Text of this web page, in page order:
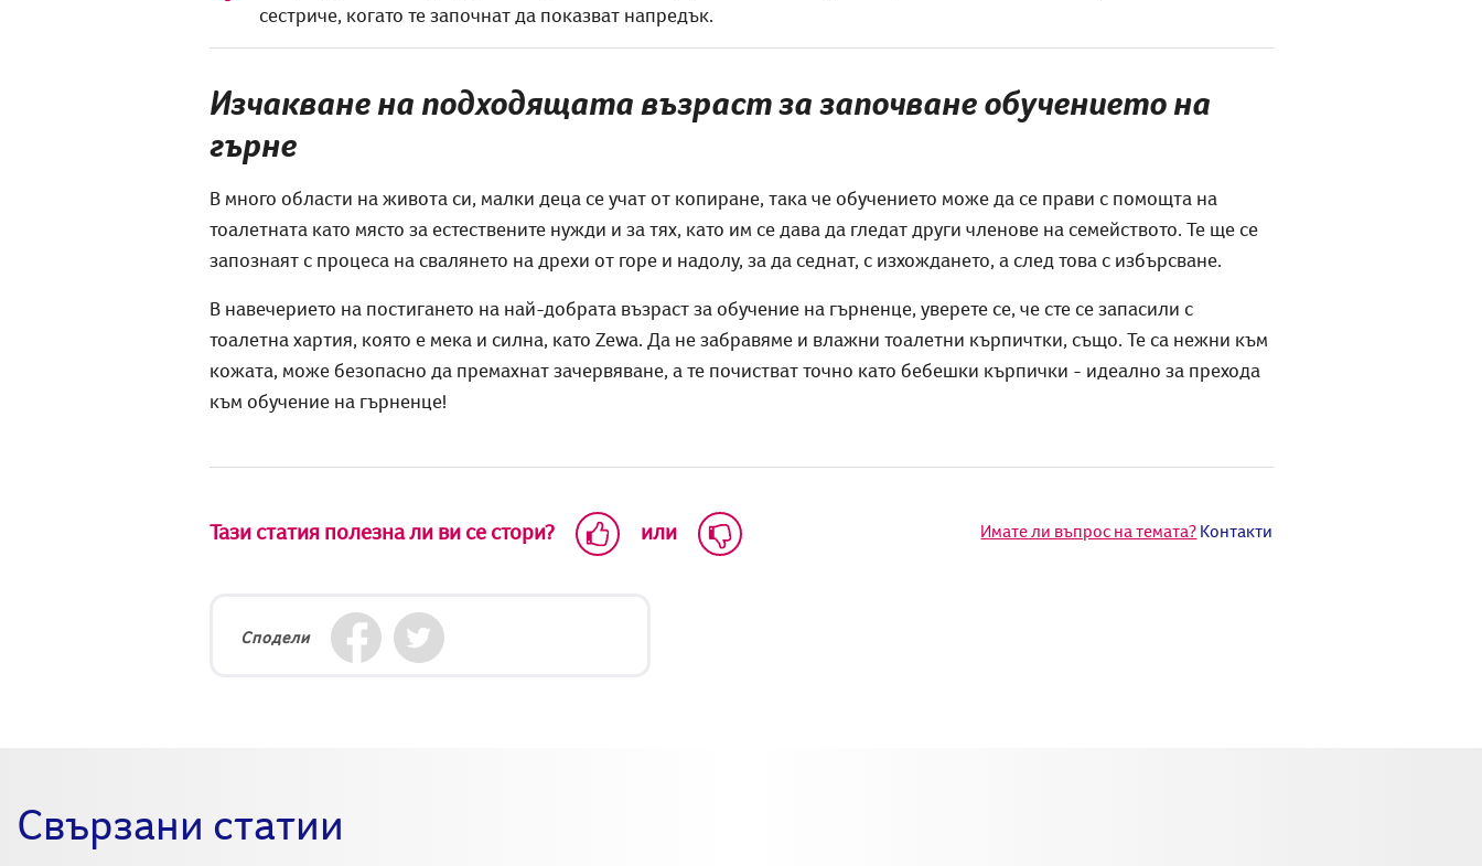
сестриче, когато те започнат да показват напредък.
Изчакване на подходящата възраст за започване обучението на
гърне
В много области на живота си, малки деца се учат от копиране, така че обучението може да се прави с помощта на
тоалетната като място за естествените нужди и за тях, като им се дава да гледат други членове на семейството. Те ще се
запознаят с процеса на свалянето на дрехи от горе и надолу, за да седнат, с изхождането, а след това с избърсване.
В навечерието на постигането на най-добрата възраст за обучение на гърненце, уверете се, че сте се запасили с
тоалетна хартия, която е мека и силна, като Zewa. Да не забравяме и влажни тоалетни кърпичтки, също. Те са нежни към
кожата, може безопасно да премахнат зачервяване, а те почистват точно като бебешки кърпички - идеално за прехода
към обучение на гърненце!
Тази статия полезна ли ви се стори? или Имате ли въпрос на темата? Контакти
Сподели
Свързани статии